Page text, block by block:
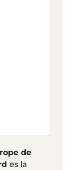
de
es la